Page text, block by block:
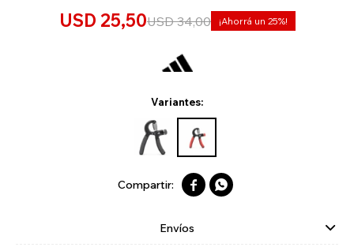
USD 25,50USD 34,00 25
Variantes:
 
Envíos